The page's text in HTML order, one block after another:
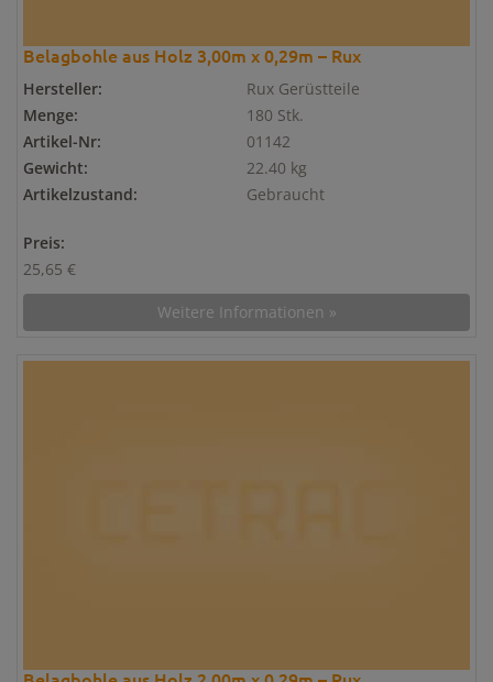
Belagbohle aus Holz 3,00m x 0,29m – Rux
Hersteller:
Rux Gerüstteile
Menge:
180 Stk.
Artikel-Nr:
01142
Gewicht:
22.40 kg
Artikelzustand:
Gebraucht
Preis:
25,65 €
Weitere Informationen »